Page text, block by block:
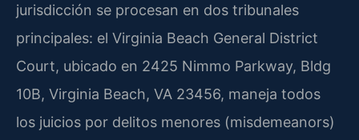
jurisdicción se procesan en dos tribunales
principales: el Virginia Beach General District
Court, ubicado en 2425 Nimmo Parkway, Bldg
10B, Virginia Beach, VA 23456, maneja todos
los juicios por delitos menores (misdemeanors)